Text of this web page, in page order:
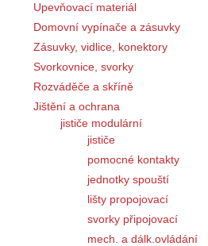
Upevňovací materiál
Domovní vypínače a zásuvky
Zásuvky, vidlice, konektory
Svorkovnice, svorky
Rozváděče a skříně
Jištění a ochrana
jističe modulární
jističe
pomocné kontakty
jednotky spouští
lišty propojovací
svorky připojovací
mech. a dálk.ovládání